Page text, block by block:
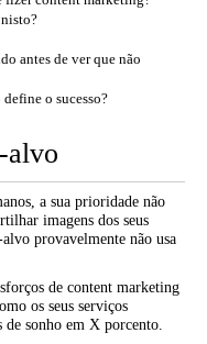
nisto?
antes de ver que não
o sucesso?
alvo
a sua prioridade não
imagens dos seus
provavelmente não usa
de content marketing
os seus serviços
de sonho em X porcento.